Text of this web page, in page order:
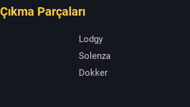
Parçaları
Lodgy
Solenza
Dokker